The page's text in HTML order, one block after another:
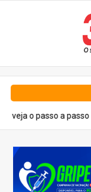
passo para fazer a